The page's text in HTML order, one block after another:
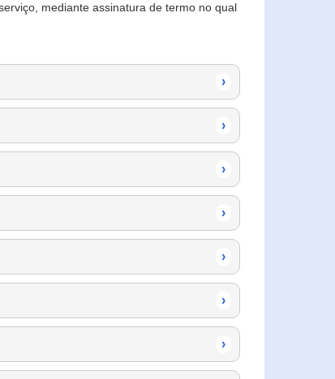
mediante assinatura de termo no qual
›
›
›
›
›
›
›